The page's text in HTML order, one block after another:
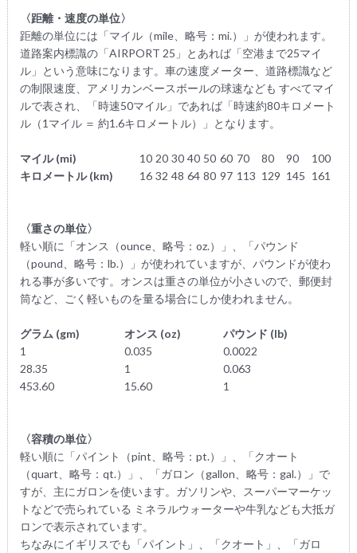
〈距離・速度の単位〉
距離の単位には「マイル（mile、略号：mi.）」が使われます。
道路案内標識の「AIRPORT 25」とあれば「空港まで25マイ
ル」という意味になります。車の速度メーター、道路標識など
の制限速度、アメリカンベースボールの球速なども すべてマイ
ルで表され、「時速50マイル」であれば「時速約80キロメート
ル（1マイル ＝ 約1.6キロメートル）」となります。
マイル (mi) 10 20 30 40 50 60 70 80 90
100
キロメートル (km)
16 32 48 64 80 97 113 129 145 161
〈重さの単位〉
軽い順に「オンス（ounce、略号：oz.）」、「パウンド
（pound、略号：lb.）」が使われていますが、パウンドが使わ
れる事が多いです。オンスは重さの単位が小さいので、郵便封
筒など、ごく軽いものを量る場合にしか使われません。
グラム (gm) オンス (oz)
パウンド (lb)
1
0.035
0.0022
28.35
1
0.063
453.60
15.60 1
〈容積の単位〉
軽い順に「パイント（pint、略号：pt.）」、「クオート
（quart、略号：qt.）」、「ガロン（gallon、略号：gal.）」で
すが、主にガロンを使います。ガソリンや、スーパーマーケッ
トなどで売られている ミネラルウォーターや牛乳なども大抵ガ
ロンで表示されています。
ちなみにイギリスでも「パイント」、「クオート」、「ガロ